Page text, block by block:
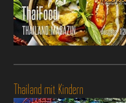
Thailand mit Kindern